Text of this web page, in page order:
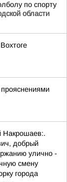
по спорту
области
Накрошаев:.
добрый
улично -
смену
города